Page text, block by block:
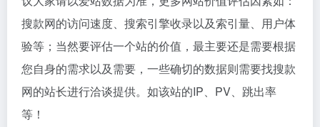
搜款网的访问速度、搜索引擎收录以及索引量、用户体
验等；当然要评估一个站的价值，最主要还是需要根据
您自身的需求以及需要，一些确切的数据则需要找搜款
网的站长进行洽谈提供。如该站的IP、PV、跳出率
等！